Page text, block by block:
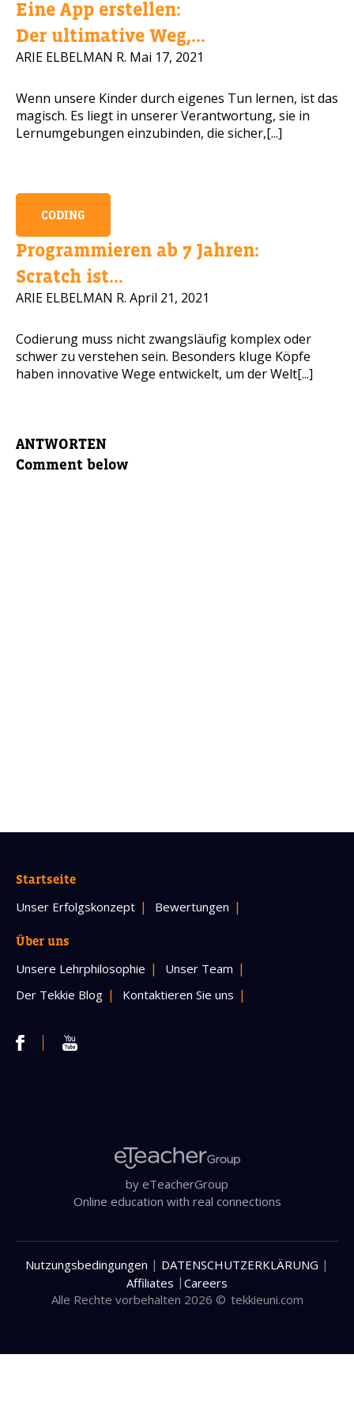
Eine App erstellen:
Der ultimative Weg,...
ARIE ELBELMAN R. Mai 17, 2021
Wenn unsere Kinder durch eigenes Tun lernen, ist das
magisch. Es liegt in unserer Verantwortung, sie in
Lernumgebungen einzubinden, die sicher,[...]
CODING
Programmieren ab 7 Jahren:
Scratch ist...
ARIE ELBELMAN R. April 21, 2021
Codierung muss nicht zwangsläufig komplex oder
schwer zu verstehen sein. Besonders kluge Köpfe
haben innovative Wege entwickelt, um der Welt[...]
ANTWORTEN
Comment below
Startseite
Unser Erfolgskonzept Bewertungen
Über uns
Unsere Lehrphilosophie
Unser Team
Der Tekkie Blog
Kontaktieren Sie uns
by eTeacherGroup
Online education with real connections
Alle Rechte vorbehalten 2026 © tekkieuni.com
Nutzungsbedingungen | DATENSCHUTZERKLÄRUNG |
Affiliates | Careers
Handynummer
Lesen Sie unsere